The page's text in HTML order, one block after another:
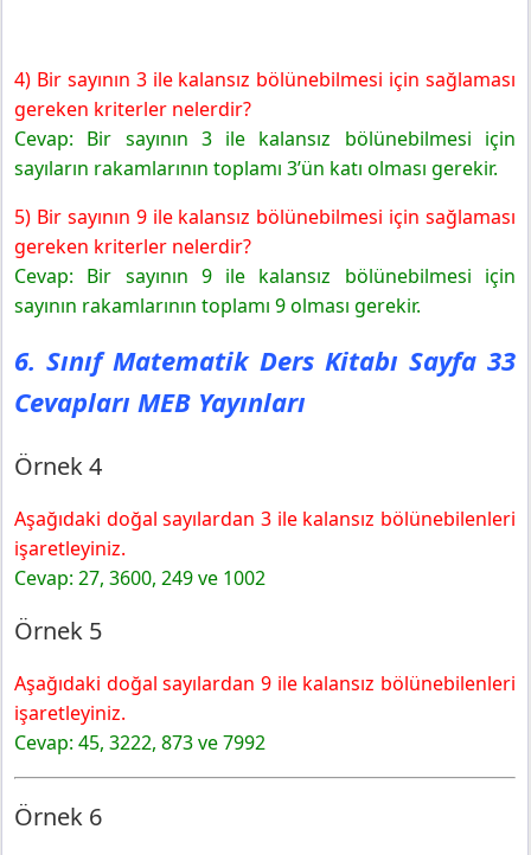
4) Bir sayının 3 ile kalansız bölünebilmesi için sağlaması
gereken kriterler nelerdir?
Cevap: Bir sayının 3 ile kalansız bölünebilmesi için
sayıların rakamlarının toplamı 3’ün katı olması gerekir.
5) Bir sayının 9 ile kalansız bölünebilmesi için sağlaması
gereken kriterler nelerdir?
Cevap: Bir sayının 9 ile kalansız bölünebilmesi için
sayının rakamlarının toplamı 9 olması gerekir.
6. Sınıf Matematik Ders Kitabı Sayfa 33
Cevapları MEB Yayınları
Örnek 4
Aşağıdaki doğal sayılardan 3 ile kalansız bölünebilenleri
işaretleyiniz.
Cevap: 27, 3600, 249 ve 1002
Örnek 5
Aşağıdaki doğal sayılardan 9 ile kalansız bölünebilenleri
işaretleyiniz.
Cevap: 45, 3222, 873 ve 7992
Örnek 6